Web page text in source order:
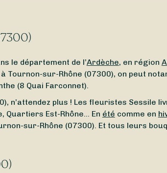
le département de l’Ardèche, en région
sur-Rhône (07300), on peut
(8 Quai Farconnet).
n’attendez plus ! Les fleuristes Sessile
Quartiers Est-Rhône… En été comme en
sur-Rhône (07300). Et tous leurs